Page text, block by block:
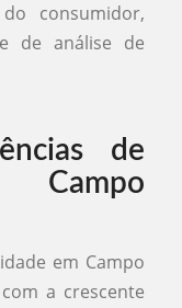
consumidor,
de análise de
de
Campo
em Campo
a crescente